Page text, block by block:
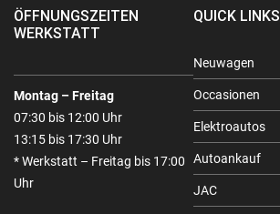
ÖFFNUNGSZEITEN
WERKSTATT
Montag – Freitag
07:30 bis 12:00 Uhr
13:15 bis 17:30 Uhr
* Werkstatt – Freitag bis 17:00
Uhr
QUICK LINKS
Neuwagen
Occasionen
Elektroautos
Autoankauf
JAC